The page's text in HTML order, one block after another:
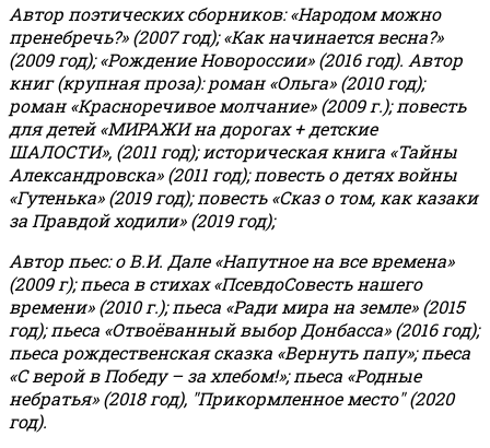
Автор поэтических сборников: «Народом можно
пренебречь?» (2007 год); «Как начинается весна?»
(2009 год); «Рождение Новороссии» (2016 год). Автор
книг (крупная проза): роман «Ольга» (2010 год);
роман «Красноречивое молчание» (2009 г.); повесть
для детей «МИРАЖИ на дорогах + детские
ШАЛОСТИ», (2011 год); историческая книга «Тайны
Александровска» (2011 год); повесть о детях войны
«Гутенька» (2019 год); повесть «Сказ о том, как казаки
за Правдой ходили» (2019 год);
Автор пьес: о В.И. Дале «Напутное на все времена»
(2009 г); пьеса в стихах «ПсевдоСовесть нашего
времени» (2010 г.); пьеса «Ради мира на земле» (2015
год); пьеса «Отвоёванный выбор Донбасса» (2016 год);
пьеса рождественская сказка «Вернуть папу»; пьеса
«С верой в Победу – за хлебом!»;пьеса «Родные
небратья» (2018 год), "Прикормленное место" (2020
год).